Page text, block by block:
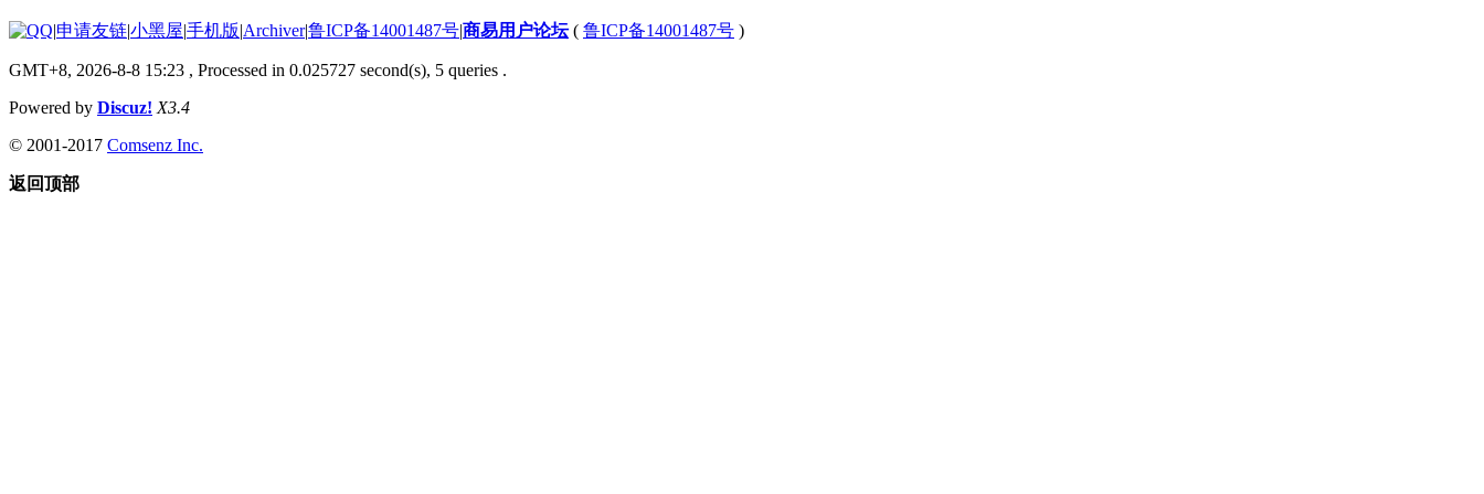
|申请友链|小黑屋|手机版|Archiver|鲁ICP备14001487号|商易用户论坛( 鲁ICP备14001487号 )
GMT+8, 2026-8-8 15:23 , Processed in 0.025727 second(s), 5 queries .
Powered by Discuz! X3.4
© 2001-2017 Comsenz Inc.
返回顶部